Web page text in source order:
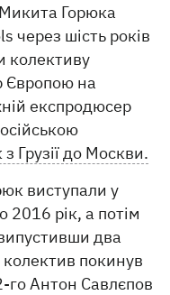
Горюка
через шість років
колективу
Європою на
експродюсер
з Грузії до Москви.
виступали у
2016 рік, а потім
два
покинув
го Антон Савлєпов